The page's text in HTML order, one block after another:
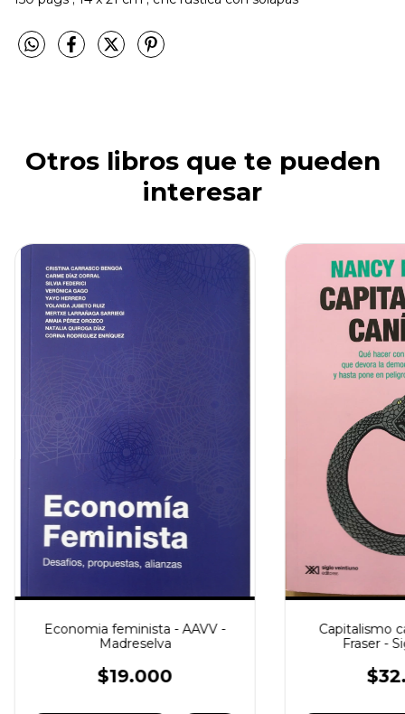
Otros libros que te pueden
interesar
Economia feminista - AAVV -
Madreselva
$19.000
Capitalismo
Fraser -